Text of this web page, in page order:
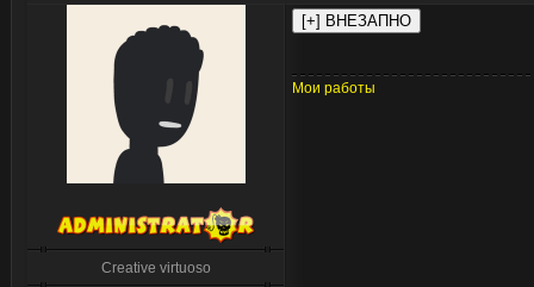
Creative virtuoso
Мои работы